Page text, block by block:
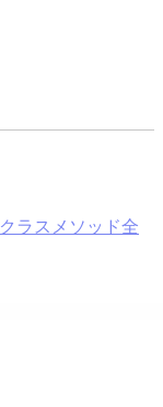
クラスメソッド全